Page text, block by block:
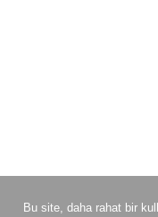
Bu site, daha rahat bir